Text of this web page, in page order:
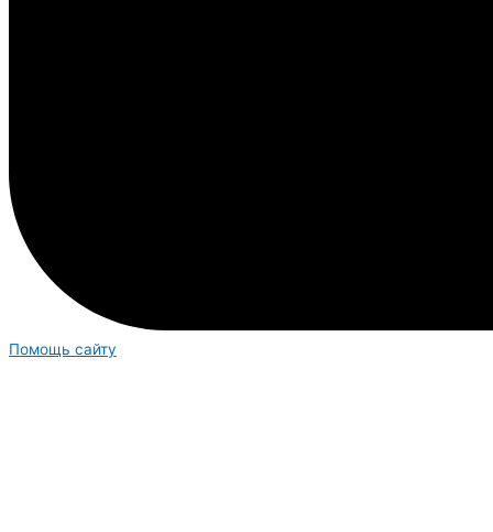
Помощь сайту